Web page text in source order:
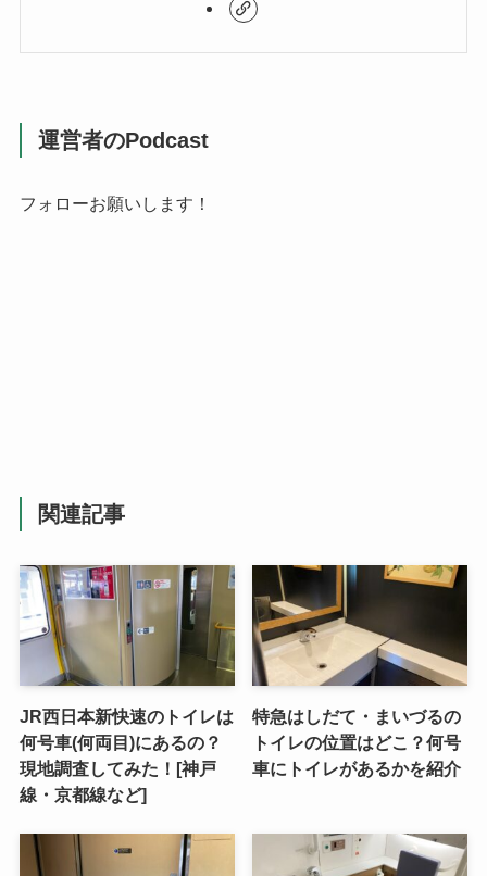
運営者のPodcast
フォローお願いします！
関連記事
JR西日本新快速のトイレは
何号車(何両目)にあるの？
現地調査してみた！[神戸
線・京都線など]
特急はしだて・まいづるの
トイレの位置はどこ？何号
車にトイレがあるかを紹介